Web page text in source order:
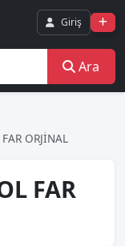
Giriş
Ara
ORJİNAL
FAR